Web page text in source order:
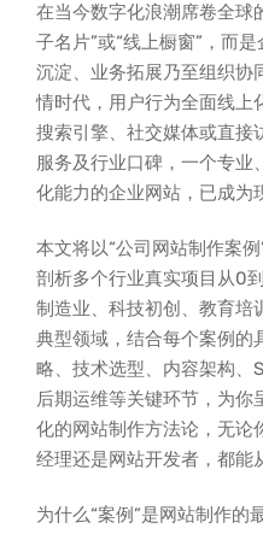
在当今数字化浪潮席卷全球
子名片”或“线上橱窗”，而
沉淀、业务拓展乃至组织协
情时代，用户行为全面线上
搜索引擎、社交媒体或直接
服务及行业口碑，一个专业
化能力的企业网站，已成为
本文将以“公司网站制作案
剖析多个行业真实项目从0
制造业、科技初创、教育培
典型领域，结合每个案例的
略、技术选型、内容架构、
后期运维等关键环节，为
化的网站制作方法论，无论
经理还是网站开发者，都能
为什么“案例”是网站制作的